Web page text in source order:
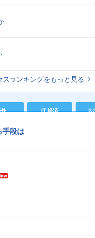
スランキングをもっと見る
IT 経済 ス
手段は